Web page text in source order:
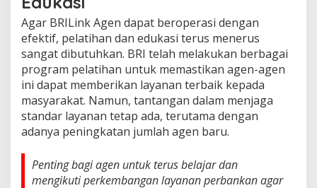
Agar BRILink Agen dapat beroperasi dengan
efektif, pelatihan dan edukasi terus menerus
sangat dibutuhkan. BRI telah melakukan berbagai
program pelatihan untuk memastikan agen-agen
ini dapat memberikan layanan terbaik kepada
masyarakat. Namun, tantangan dalam menjaga
standar layanan tetap ada, terutama dengan
adanya peningkatan jumlah agen baru.
Penting bagi agen untuk terus belajar dan
mengikuti perkembangan layanan perbankan agar